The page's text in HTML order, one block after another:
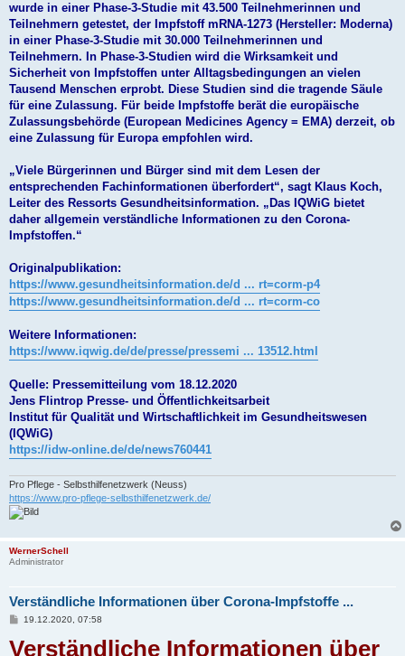
wurde in einer Phase-3-Studie mit 43.500 Teilnehmerinnen und
Teilnehmern getestet, der Impfstoff mRNA-1273 (Hersteller: Moderna)
in einer Phase-3-Studie mit 30.000 Teilnehmerinnen und
Teilnehmern. In Phase-3-Studien wird die Wirksamkeit und
Sicherheit von Impfstoffen unter Alltagsbedingungen an vielen
Tausend Menschen erprobt. Diese Studien sind die tragende Säule
für eine Zulassung. Für beide Impfstoffe berät die europäische
Zulassungsbehörde (European Medicines Agency = EMA) derzeit, ob
eine Zulassung für Europa empfohlen wird.
„Viele Bürgerinnen und Bürger sind mit dem Lesen der
entsprechenden Fachinformationen überfordert“, sagt Klaus Koch,
Leiter des Ressorts Gesundheitsinformation. „Das IQWiG bietet
daher allgemein verständliche Informationen zu den Corona-
Impfstoffen.“
Originalpublikation:
https://www.gesundheitsinformation.de/d ... rt=corm-p4
https://www.gesundheitsinformation.de/d ... rt=corm-co
Weitere Informationen:
https://www.iqwig.de/de/presse/pressemi ... 13512.html
Quelle: Pressemitteilung vom 18.12.2020
Jens Flintrop Presse- und Öffentlichkeitsarbeit
Institut für Qualität und Wirtschaftlichkeit im Gesundheitswesen
(IQWiG)
https://idw-online.de/de/news760441
Pro Pflege - Selbsthilfenetzwerk (Neuss)
https://www.pro-pflege-selbsthilfenetzwerk.de/
WernerSchell
Administrator
Verständliche Informationen über Corona-Impfstoffe ...
B
i
t
19.12.2020, 07:58
Verständliche Informationen über